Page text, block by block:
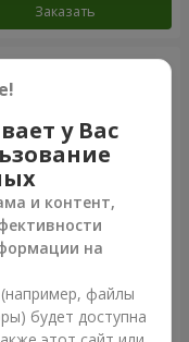
Заказать
"Ностальжи"
у Вас
и контент,
на
файлы
будет доступна